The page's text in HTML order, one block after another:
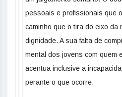
pessoais e profissionais que
caminho que o tira do eixo da
dignidade. A sua falta de
mental dos jovens com quem
acentua inclusive a
perante o que ocorre.